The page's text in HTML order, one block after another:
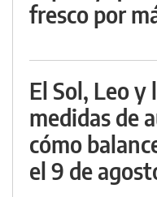
fresco por
El Sol, Leo
medidas de
cómo
el 9 de